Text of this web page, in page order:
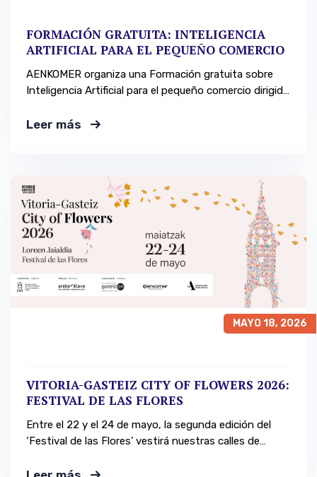
FORMACIÓN GRATUITA: INTELIGENCIA
ARTIFICIAL PARA EL PEQUEÑO COMERCIO
AENKOMER organiza una Formación gratuita sobre
Inteligencia Artificial para el pequeño comercio dirigida
que incluye formación, casos prácticos y actividades.
Leer más
MAYO 18, 2026
VITORIA-GASTEIZ CITY OF FLOWERS 2026:
FESTIVAL DE LAS FLORES
Entre el 22 y el 24 de mayo, la segunda edición del
‘Festival de las Flores’ vestirá nuestras calles de